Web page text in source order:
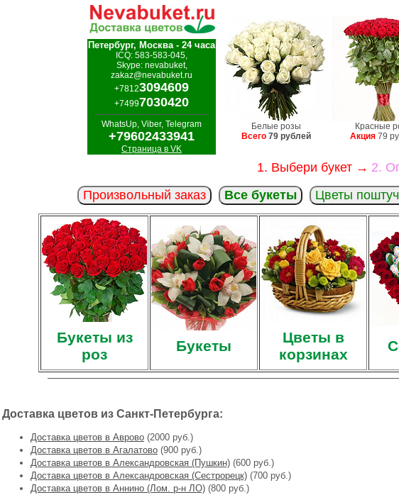
Петербург, Москва - 24 часа
ICQ: 583-583-045,
Skype: nevabuket,
zakaz@nevabuket.ru
+78123094609
+74997030420
WhatsUp, Viber, Telegram
+79602433941
Страница в VK
Белые розы
Всего 79 рублей
Красные
Акция 79
1. Выбери букет → 2.
Произвольный заказ
Все букеты Цветы
Букеты из
роз
Букеты
Цветы в
корзинах
Доставка цветов из Санкт-Петербурга:
Доставка цветов в Аврово (2000 руб.)
Доставка цветов в Агалатово (900 руб.)
Доставка цветов в Александровская (Пушкин) (600 руб.)
Доставка цветов в Александровская (Сестрорецк) (700 руб.)
Доставка цветов в Аннино (Лом. р-н ЛО) (800 руб.)